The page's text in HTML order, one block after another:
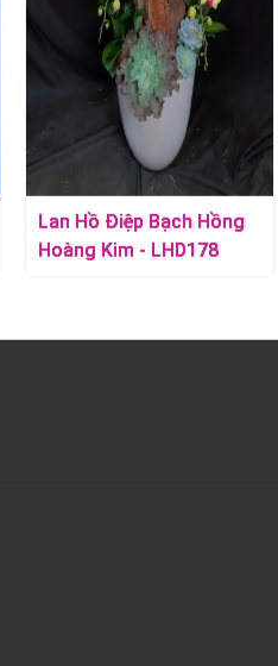
Lan Hồ Điệp Bạch Hồng
Hoàng Kim - LHD178